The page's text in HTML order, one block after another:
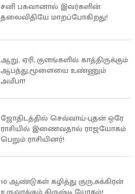
சனி பகவானால் இவர்களின்
தலைவிதியே மாறப்போகிறது!
ஆறு, ஏரி, குளங்களில் காத்திருக்கும்
ஆபத்து,மூளையை உண்ணும்
அமீபா!
ஜோதிடத்தில் செவ்வாய்-புதன் ஒரே
ராசியில் இணைவதால் ராஜயோகம்
பெறும் ராசியினர்!
10 ஆண்டுகள் கழித்து குரு,சுக்கிரன்